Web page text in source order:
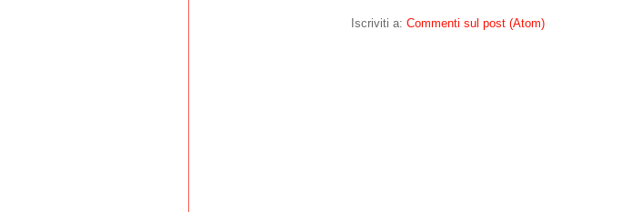
Iscriviti a: Commenti sul post (Atom)